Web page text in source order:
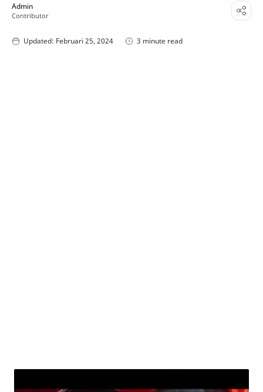
3 minute read